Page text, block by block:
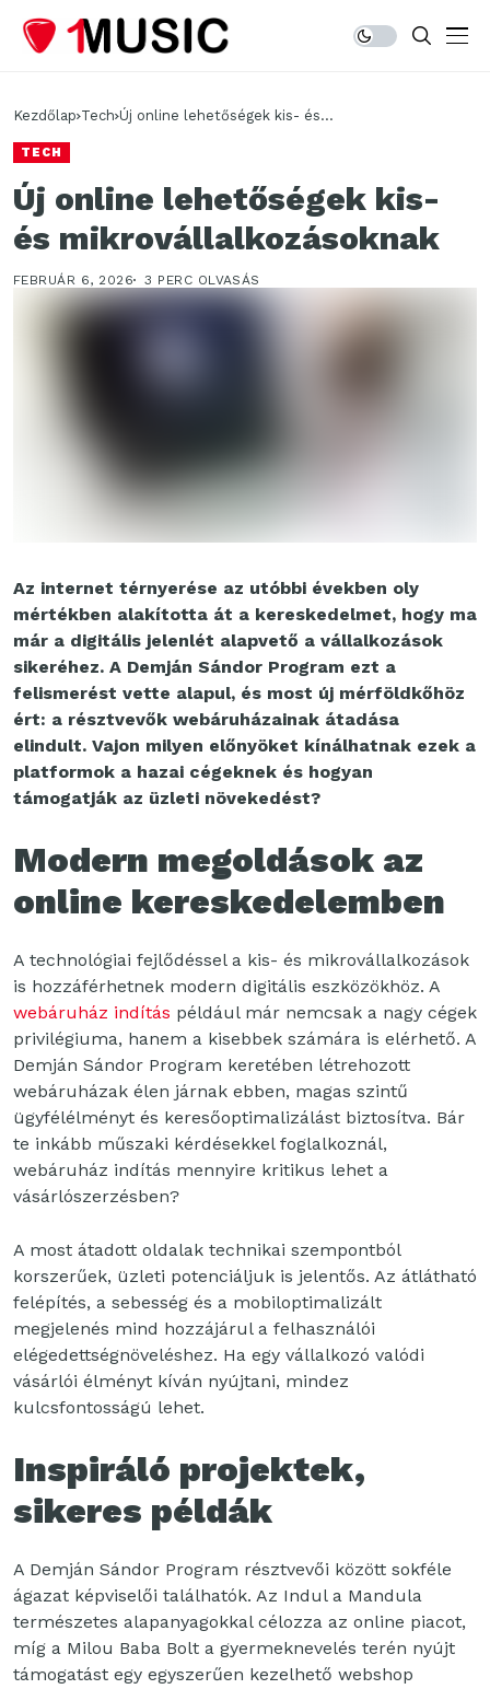
Kezdőlap Tech Új online lehetőségek kis- és
TECH
Új online lehetőségek kis-
és mikrovállalkozásoknak
FEBRUÁR 6, 2026 3 PERC OLVASÁS
Az internet térnyerése az utóbbi években oly
mértékben alakította át a kereskedelmet, hogy ma
már a digitális jelenlét alapvető a vállalkozások
sikeréhez. A Demján Sándor Program ezt a
felismerést vette alapul, és most új mérföldkőhöz
ért: a résztvevők webáruházainak átadása
elindult. Vajon milyen előnyöket kínálhatnak ezek a
platformok a hazai cégeknek és hogyan
támogatják az üzleti növekedést?
Modern megoldások az
online kereskedelemben
A technológiai fejlődéssel a kis- és mikrovállalkozások
is hozzáférhetnek modern digitális eszközökhöz. A
webáruház indítás például már nemcsak a nagy cégek
privilégiuma, hanem a kisebbek számára is elérhető. A
Demján Sándor Program keretében létrehozott
webáruházak élen járnak ebben, magas szintű
ügyfélélményt és keresőoptimalizálást biztosítva. Bár
te inkább műszaki kérdésekkel foglalkoznál,
webáruház indítás mennyire kritikus lehet a
vásárlószerzésben?
A most átadott oldalak technikai szempontból
korszerűek, üzleti potenciáljuk is jelentős. Az átlátható
felépítés, a sebesség és a mobiloptimalizált
megjelenés mind hozzájárul a felhasználói
elégedettségnöveléshez. Ha egy vállalkozó valódi
vásárlói élményt kíván nyújtani, mindez
kulcsfontosságú lehet.
Inspiráló projektek,
sikeres példák
A Demján Sándor Program résztvevői között sokféle
ágazat képviselői találhatók. Az Indul a Mandula
természetes alapanyagokkal célozza az online piacot,
míg a Milou Baba Bolt a gyermeknevelés terén nyújt
támogatást egy egyszerűen kezelhető webshop